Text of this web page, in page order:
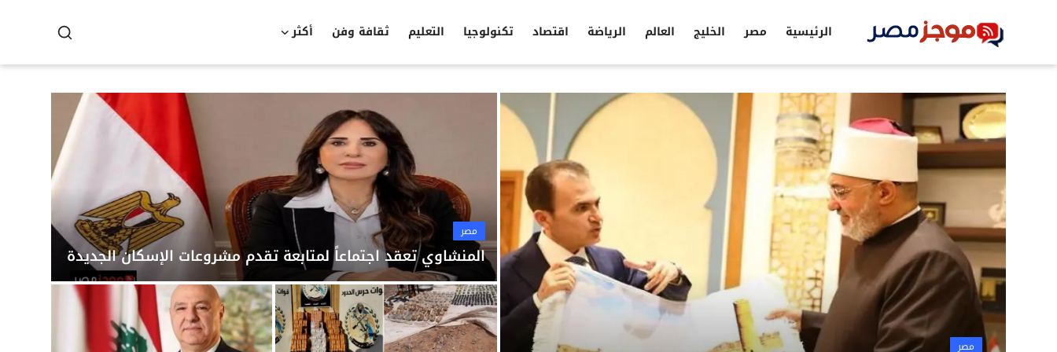
الرئيسية مصر الخليج العالم الرياضة اقتصاد تكنولوجيا التعليم ثقافة وفن أكثر
الرئيسية
تكنولوجيا
مصر مصر
مصر
المنشاوي تعقد اجتماعاً لمتابعة تقدم مشروعات الإسكان الجديدة